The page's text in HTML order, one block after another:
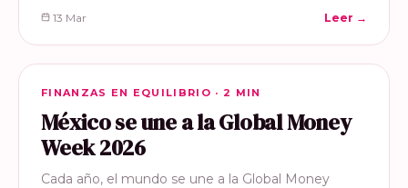
13 Mar Leer →
FINANZAS EN EQUILIBRIO
FINANZAS EN EQUILIBRIO · 2 MIN
México se une a la Global Money
Week 2026
Cada año, el mundo se une a la Global Money